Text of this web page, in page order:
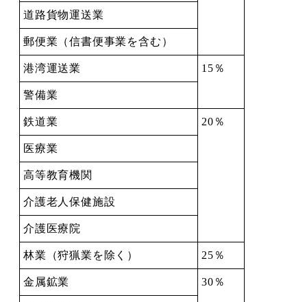
道路貨物運送業
郵便業（信書便事業を含む）
港湾運送業 15％
警備業
鉄道業 20％
医療業
高等教育機関
介護老人保健施設
介護医療院
林業（狩猟業を除く） 25％
金属鉱業 30％